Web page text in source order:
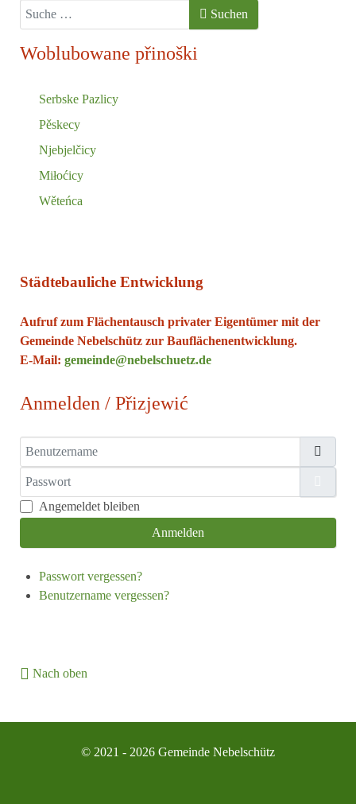
Suchen Suchen
Woblubowane přinoški
Serbske Pazlicy
Pěskecy
Njebjelčicy
Miłoćicy
Wěteńca
Städtebauliche Entwicklung
Aufruf zum Flächentausch privater Eigentümer mit der
Gemeinde Nebelschütz zur Bauflächenentwicklung.
E-Mail: gemeinde@nebelschuetz.de
Anmelden / Přizjewić
Benutzername
Passwort
Angemeldet bleiben
Anmelden
Passwort vergessen?
Benutzername vergessen?
Nach oben
© 2021 - 2026 Gemeinde Nebelschütz